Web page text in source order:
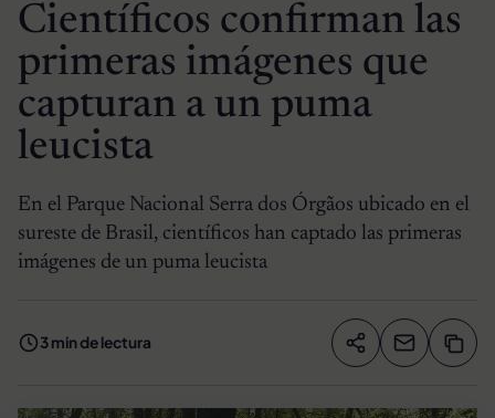
Científicos confirman las
primeras imágenes que
capturan a un puma
leucista
En el Parque Nacional Serra dos Órgãos ubicado en el
sureste de Brasil, científicos han captado las primeras
imágenes de un puma leucista
3 min de lectura Compartir